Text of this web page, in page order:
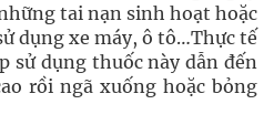
tai nạn sinh hoạt hoặc
dụng xe máy, ô tô…Thực tế
sử dụng thuốc này dẫn đến
rồi ngã xuống hoặc bỏng